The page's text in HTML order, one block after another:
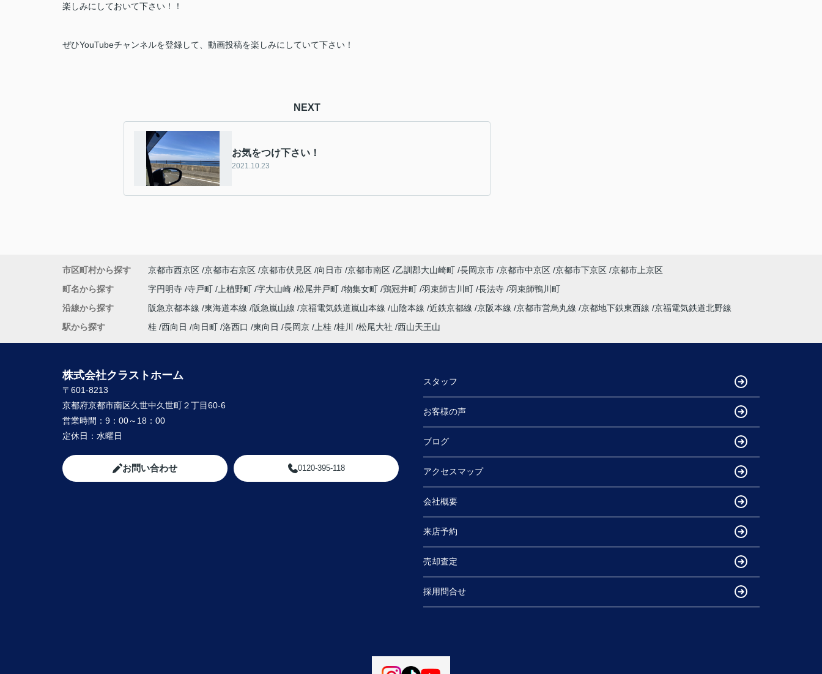
楽しみにしておいて下さい！！
ぜひYouTubeチャンネルを登録して、動画投稿を楽しみにしていて下さい！
NEXT
お気をつけ下さい！
2021.10.23
市区町村から探す 京都市西京区 京都市右京区 京都市伏見区 向日市 京都市南区 乙訓郡大山崎町 長岡京市 京都市中京区 京都市下京区 京都市上京区
町名から探す
字円明寺 寺戸町 上植野町 字大山崎 松尾井戸町 物集女町 鶏冠井町 羽束師古川町 長法寺 羽束師鴨川町
沿線から探す
阪急京都本線 東海道本線 阪急嵐山線 京福電気鉄道嵐山本線 山陰本線 近鉄京都線 京阪本線 京都市営烏丸線 京都地下鉄東西線 京福電気鉄道北野線
駅から探す
桂 西向日 向日町 洛西口 東向日 長岡京 上桂 桂川 松尾大社 西山天王山
株式会社クラストホーム
〒601-8213
京都府京都市南区久世中久世町２丁目60-6
営業時間： 9：00～18：00
定休日： 水曜日
お問い合わせ 0120-395-118
スタッフ
お客様の声
ブログ
アクセスマップ
会社概要
来店予約
売却査定
採用問合せ